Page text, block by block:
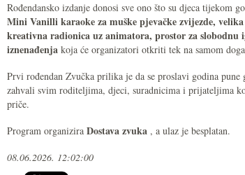
Rođendansko izdanje donosi sve ono što su djeca tijekom
Mini Vanilli karaoke za muške pjevačke zvijezde,
kreativna radionica uz animatora, prostor za slobodnu
iznenađenja koja će organizatori otkriti tek na samom
Prvi rođendan Zvučka prilika je da se proslavi godina
zahvali svim roditeljima, djeci, suradnicima i prijateljima
priče.
Program organizira Dostava zvuka , a ulaz je besplatan.
08.06.2026. 12:02:00